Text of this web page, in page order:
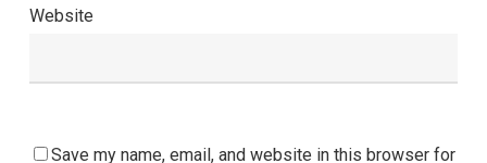
Website
Save my name, email, and website in this browser for